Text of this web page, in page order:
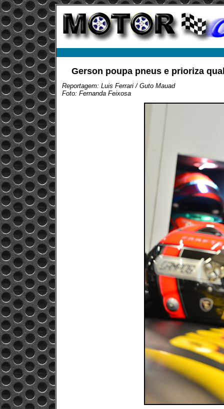
Gerson poupa pneus e prioriza
Reportagem: Luis Ferrari / Guto Mauad
Foto: Fernanda Feixosa